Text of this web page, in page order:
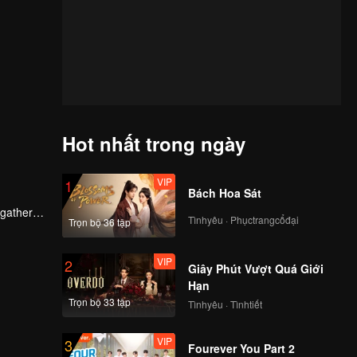
and
Hot nhất trong ngày
1
Trọn bộ 36 tập
VIP
Bách Hoa Sát
Tìnhyêu · Phụctrangcổđại
2
Trọn bộ 33 tập
VIP
Giây Phút Vượt Quá Giới
Hạn
Tìnhyêu · Tìnhtiết
3 VIP
Fourever You Part 2